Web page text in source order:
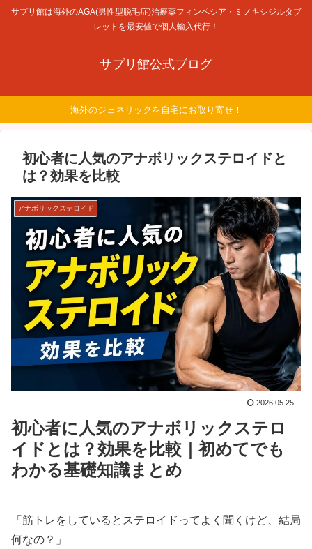
サプリ館は海外のAGA(男性型脱毛症)治療薬フィンペシア・ミノキシジルタブ
レットを最安値で個人輸入代行！
サプリ館公式ブログ
海外のジェネリックを自宅にお取り寄せ！
初心者に人気のアナボリックステロイドと
は？効果を比較
アナボリックステロイド
2026.05.25
初心者に人気のアナボリックステロ
イドとは？効果を比較｜初めてでも
わかる基礎知識まとめ
「筋トレをしているとステロイドってよく聞くけど、結局
何なの？」